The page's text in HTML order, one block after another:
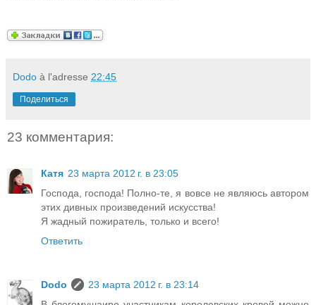
Dodo à l'adresse 22:45
Поделиться
23 комментария:
Катя 23 марта 2012 г. в 23:05
Господа, господа! Полно-те, я вовсе не являюсь автором
этих дивных произведений искусства!
Я жадный пожиратель, только и всего!
Ответить
Dodo
23 марта 2012 г. в 23:14